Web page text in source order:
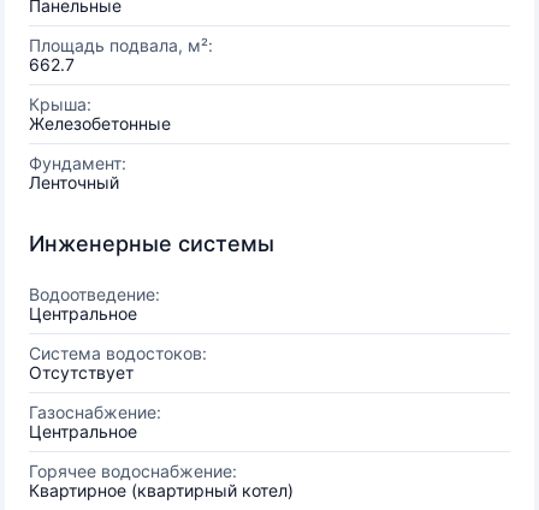
Панельные
Площадь подвала, м²:
662.7
Крыша:
Железобетонные
Фундамент:
Ленточный
Инженерные системы
Водоотведение:
Центральное
Система водостоков:
Отсутствует
Газоснабжение:
Центральное
Горячее водоснабжение:
Квартирное (квартирный котел)